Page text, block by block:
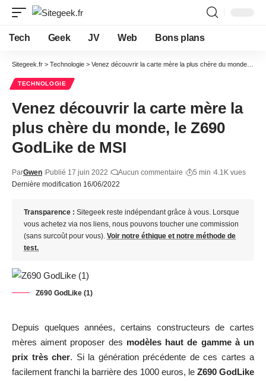
Tech Geek JV Web Bons plans
Sitegeek.fr > Technologie > Venez découvrir la carte mère la plus chère du monde, le Z690 GodLike de MSI
TECHNOLOGIE
Venez découvrir la carte mère la
plus chère du monde, le Z690
GodLike de MSI
Dernière modification 16/06/2022
ParGwen Publié 17 juin 2022 Aucun commentaire 5 min 4.1K vues
Transparence : Sitegeek reste indépendant grâce à vous. Lorsque
vous achetez via nos liens, nous pouvons toucher une commission
(sans surcoût pour vous). Voir notre éthique et notre méthode de
test.
Z690 GodLike (1)
Depuis quelques années, certains constructeurs de cartes
mères aiment proposer des modèles haut de gamme à un
prix très cher. Si la génération précédente de ces cartes a
facilement franchi la barrière des 1000 euros, le Z690 GodLike